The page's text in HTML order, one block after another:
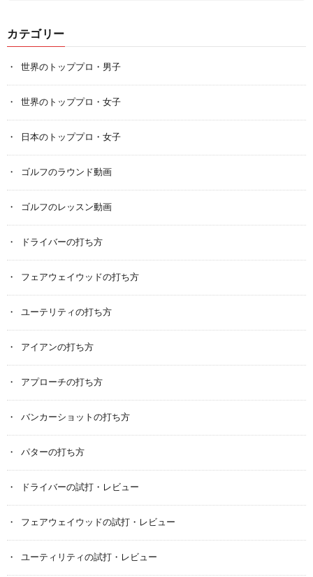
カテゴリー
世界のトッププロ・男子
世界のトッププロ・女子
日本のトッププロ・女子
ゴルフのラウンド動画
ゴルフのレッスン動画
ドライバーの打ち方
フェアウェイウッドの打ち方
ユーテリティの打ち方
アイアンの打ち方
アプローチの打ち方
バンカーショットの打ち方
パターの打ち方
ドライバーの試打・レビュー
フェアウェイウッドの試打・レビュー
ユーティリティの試打・レビュー